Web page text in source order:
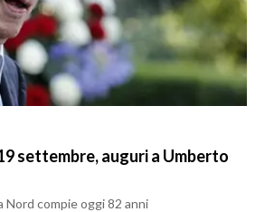
settembre, auguri a Umberto
Nord compie oggi 82 anni